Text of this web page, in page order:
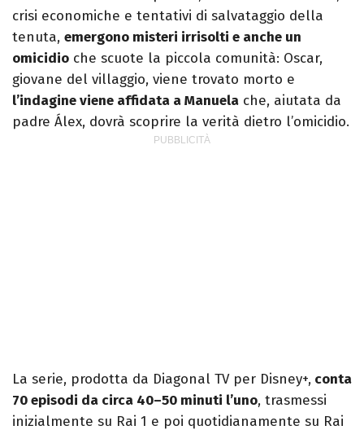
crisi economiche e tentativi di salvataggio della
tenuta, emergono misteri irrisolti e anche un
omicidio che scuote la piccola comunità: Oscar,
giovane del villaggio, viene trovato morto e
l’indagine viene affidata a Manuela che, aiutata da
padre Álex, dovrà scoprire la verità dietro l’omicidio.
La serie, prodotta da Diagonal TV per Disney+, conta
70 episodi da circa 40–50 minuti l’uno, trasmessi
inizialmente su Rai 1 e poi quotidianamente su Rai